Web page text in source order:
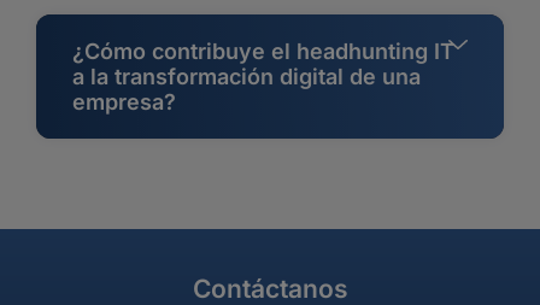
¿Cómo contribuye el headhunting IT
a la transformación digital de una
empresa?
Contáctanos